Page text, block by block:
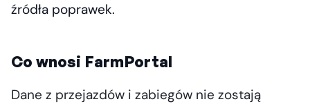
źródła poprawek.
Co wnosi FarmPortal
Dane z przejazdów i zabiegów nie zostają